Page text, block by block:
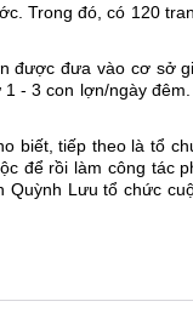
Trong đó, có 120
được đưa vào cơ sở
- 3 con lợn/ngày
biết, tiếp theo là tổ
để rồi làm công tác
Lưu tổ chức